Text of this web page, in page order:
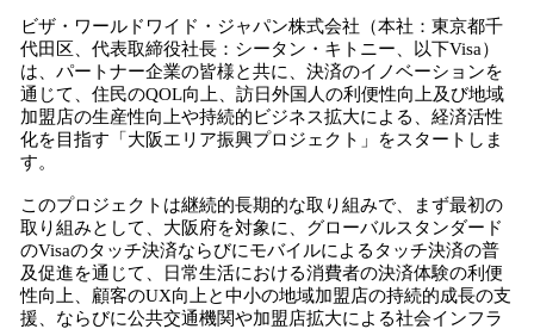
！
数
を
読
み
込
中
で
す
ビザ・ワールドワイド・ジャパン株式会社（本社：東京都千
代田区、代表取締役社長：シータン・キトニー、以下Visa）
は、パートナー企業の皆様と共に、決済のイノベーションを
通じて、住民のQOL向上、訪日外国人の利便性向上及び地域
加盟店の生産性向上や持続的ビジネス拡大による、経済活性
化を目指す「大阪エリア振興プロジェクト」をスタートしま
す。
このプロジェクトは継続的長期的な取り組みで、まず最初の
取り組みとして、大阪府を対象に、グローバルスタンダード
のVisaのタッチ決済ならびにモバイルによるタッチ決済の普
及促進を通じて、日常生活における消費者の決済体験の利便
性向上、顧客のUX向上と中小の地域加盟店の持続的成長の支
援、ならびに公共交通機関や加盟店拡大による社会インフラ